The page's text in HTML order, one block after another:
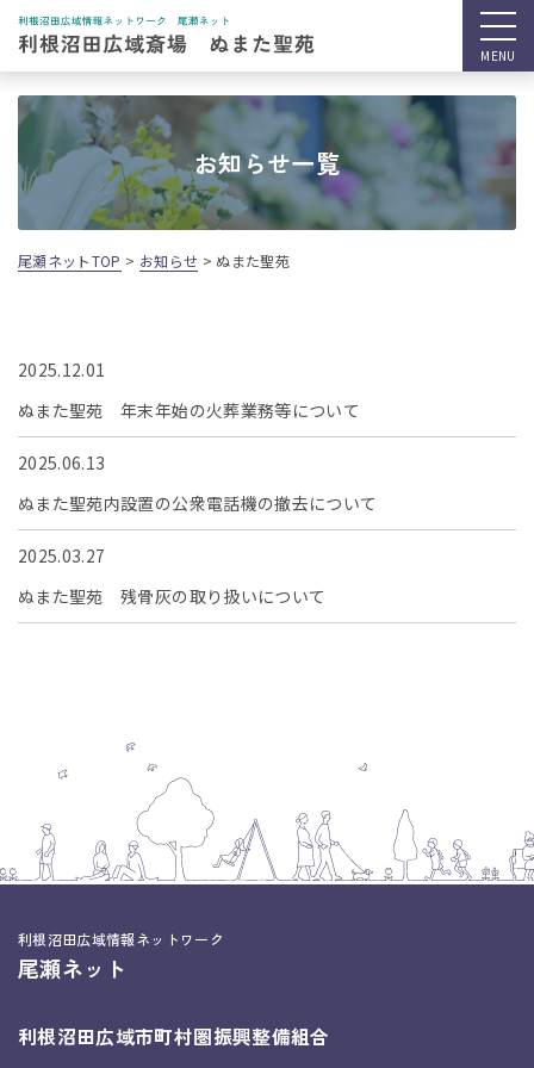
お知らせ一覧
尾瀬ネットTOP > お知らせ > ぬまた聖苑
2025.12.01
ぬまた聖苑 年末年始の火葬業務等について
2025.06.13
ぬまた聖苑内設置の公衆電話機の撤去について
2025.03.27
ぬまた聖苑 残骨灰の取り扱いについて
利根沼田広域情報ネットワーク
尾瀬ネット
利根沼田広域市町村圏振興整備組合